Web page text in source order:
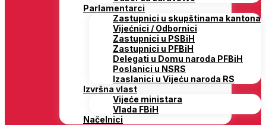
Parlamentarci
Zastupnici u skupštinama kantona
Vijećnici / Odbornici
Zastupnici u PSBiH
Zastupnici u PFBiH
Delegati u Domu naroda PFBiH
Poslanici u NSRS
Izaslanici u Vijeću naroda RS
Izvršna vlast
Vijeće ministara
Vlada FBiH
Načelnici